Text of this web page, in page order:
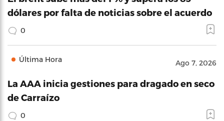
dólares por falta de noticias sobre el acuerdo
0
Última Hora Ago 7, 2026
La AAA inicia gestiones para dragado en seco
de Carraízo
0